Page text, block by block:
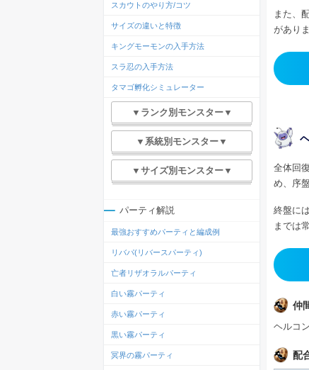
また、
があり
全体回
め、序
終盤に
までは
仲
ヘルコ
配
スカウトのやり方/コツ
サイズの違いと特徴
キングモーモンの入手方法
スラ忍の入手方法
タマゴ孵化シミュレーター
▼ランク別モンスター▼
▼系統別モンスター▼
▼サイズ別モンスター▼
パーティ解説
最強おすすめパーティと編成例
リバパ(リバースパーティ)
亡者リザオラルパーティ
白い霧パーティ
赤い霧パーティ
黒い霧パーティ
冥界の霧パーティ